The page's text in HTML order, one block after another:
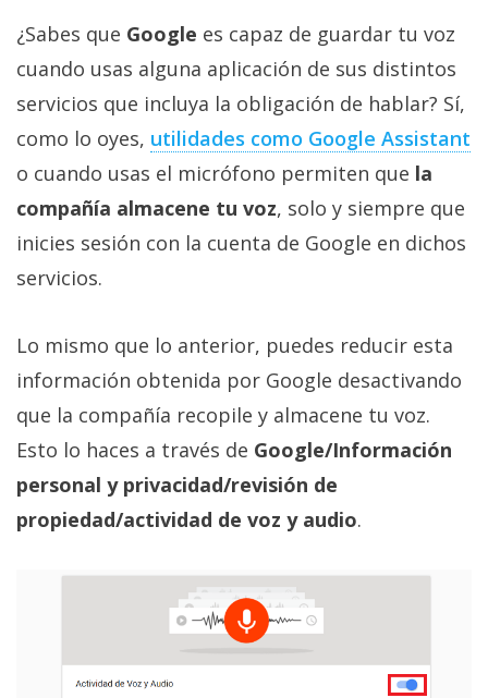
¿Sabes que Google es capaz de guardar tu voz
cuando usas alguna aplicación de sus distintos
servicios que incluya la obligación de hablar? Sí,
como lo oyes, utilidades como Google Assistant
o cuando usas el micrófono permiten que la
compañía almacene tu voz, solo y siempre que
inicies sesión con la cuenta de Google en dichos
servicios.
Lo mismo que lo anterior, puedes reducir esta
información obtenida por Google desactivando
que la compañía recopile y almacene tu voz.
Esto lo haces a través de Google/Información
personal y privacidad/revisión de
propiedad/actividad de voz y audio.